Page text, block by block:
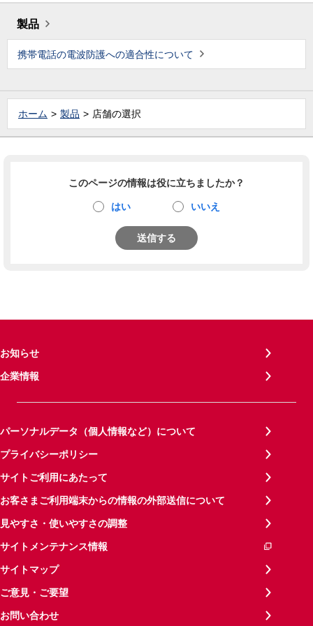
製品
携帯電話の電波防護への適合性について
ホーム 製品 店舗の選択
このページの情報は役に立ちましたか？
はい いいえ
送信する
お知らせ
企業情報
パーソナルデータ（個人情報など）について
プライバシーポリシー
サイトご利用にあたって
お客さまご利用端末からの情報の外部送信について
見やすさ・使いやすさの調整
サイトメンテナンス情報
サイトマップ
ご意見・ご要望
お問い合わせ